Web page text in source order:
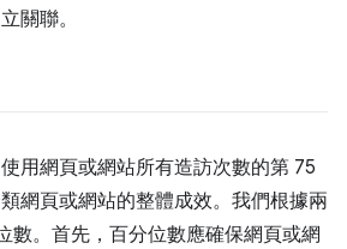
關聯。
用網頁或網站所有造訪次數的第 75
網頁或網站的整體成效。我們根據兩
數。首先，百分位數應確保網頁或網